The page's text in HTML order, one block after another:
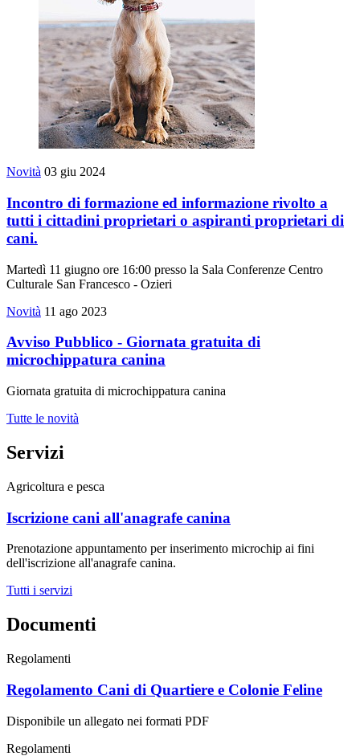
Novità 03 giu 2024
Incontro di formazione ed informazione rivolto a
tutti i cittadini proprietari o aspiranti proprietari di
cani.
Martedì 11 giugno ore 16:00 presso la Sala Conferenze Centro
Culturale San Francesco - Ozieri
Novità 11 ago 2023
Avviso Pubblico - Giornata gratuita di
microchippatura canina
Giornata gratuita di microchippatura canina
Tutte le novità
Servizi
Agricoltura e pesca
Iscrizione cani all'anagrafe canina
Prenotazione appuntamento per inserimento microchip ai fini
dell'iscrizione all'anagrafe canina.
Tutti i servizi
Documenti
Regolamenti
Regolamento Cani di Quartiere e Colonie Feline
Disponibile un allegato nei formati PDF
Regolamenti